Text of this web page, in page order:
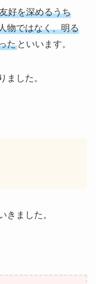
好を深めるうち
物ではなく、明る
たといいます。
ました。
きました。